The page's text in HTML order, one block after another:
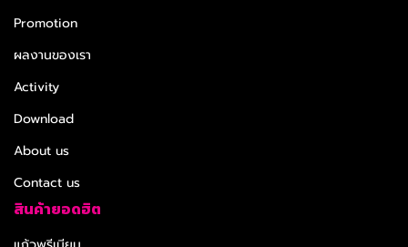
Promotion
ผลงานของเรา
Activity
Download
About us
Contact us
สินค้ายอดฮิต